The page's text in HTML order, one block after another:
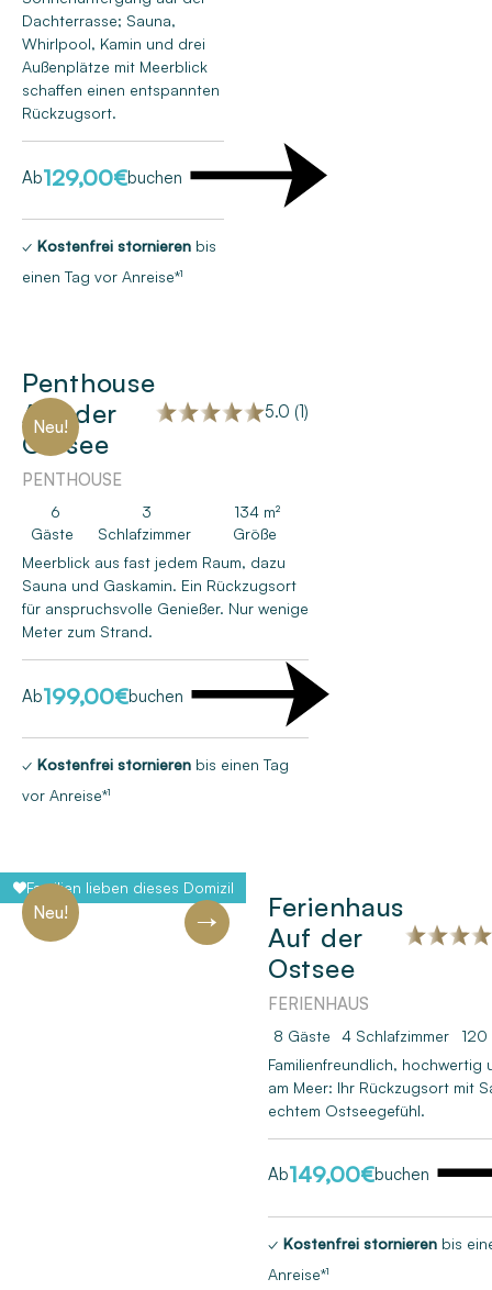
Dachterrasse; Sauna,
Whirlpool, Kamin und drei
Außenplätze mit Meerblick
schaffen einen entspannten
Rückzugsort.
Ab129,00€buchen
✓ Kostenfrei stornieren bis
einen Tag vor Anreise*¹
Neu!
Penthouse
Auf der
Ostsee
5.0 (1)
PENTHOUSE
6
Gäste
3
Schlafzimmer
134 m²
Größe
Meerblick aus fast jedem Raum, dazu
Sauna und Gaskamin. Ein Rückzugsort
für anspruchsvolle Genießer. Nur wenige
Meter zum Strand.
Ab199,00€buchen
✓ Kostenfrei stornieren bis einen Tag
vor Anreise*¹
Familien lieben dieses Domizil
Neu!
Ferienhaus
Auf der
Ostsee
FERIENHAUS
8 Gäste 4 Schlafzimmer
120
Familienfreundlich, hochwertig
am Meer: Ihr Rückzugsort mit
echtem Ostseegefühl.
Ab149,00€buchen
✓ Kostenfrei stornieren bis
Anreise*¹